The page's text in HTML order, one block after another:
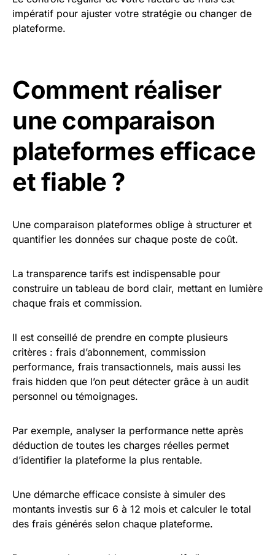
impératif pour ajuster votre stratégie ou changer de
plateforme.
Comment réaliser
une comparaison
plateformes efficace
et fiable ?
Une comparaison plateformes oblige à structurer et
quantifier les données sur chaque poste de coût.
La transparence tarifs est indispensable pour
construire un tableau de bord clair, mettant en lumière
chaque frais et commission.
Il est conseillé de prendre en compte plusieurs
critères : frais d’abonnement, commission
performance, frais transactionnels, mais aussi les
frais hidden que l’on peut détecter grâce à un audit
personnel ou témoignages.
Par exemple, analyser la performance nette après
déduction de toutes les charges réelles permet
d’identifier la plateforme la plus rentable.
Une démarche efficace consiste à simuler des
montants investis sur 6 à 12 mois et calculer le total
des frais générés selon chaque plateforme.